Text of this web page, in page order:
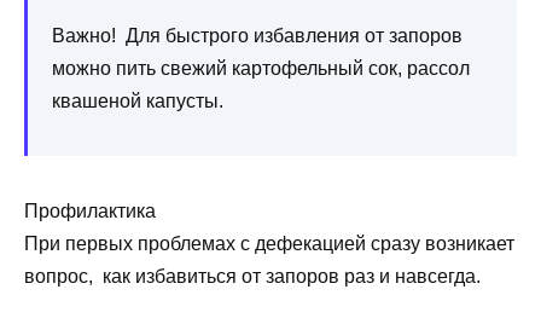
Важно! Для быстрого избавления от запоров
можно пить свежий картофельный сок, рассол
квашеной капусты.
Профилактика
При первых проблемах с дефекацией сразу возникает
вопрос, как избавиться от запоров раз и навсегда.